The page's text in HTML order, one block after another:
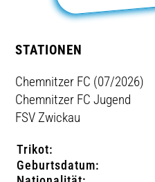
STATIONEN
Chemnitzer FC (07/2026)
Chemnitzer FC Jugend
FSV Zwickau
Trikot:
Geburtsdatum: